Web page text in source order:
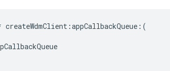
createWdmClient:appCallbackQueue:(